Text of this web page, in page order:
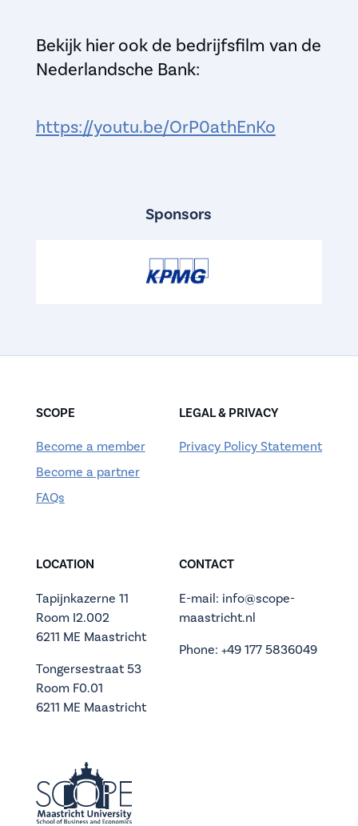
Bekijk hier ook de bedrijfsfilm van de
Nederlandsche Bank:
https://youtu.be/OrP0athEnKo
Sponsors
SCOPE
Become a member
Become a partner
FAQs
LEGAL & PRIVACY
Privacy Policy Statement
LOCATION
Tapijnkazerne 11
Room I2.002
6211 ME Maastricht
Tongersestraat 53
Room F0.01
6211 ME Maastricht
CONTACT
E-mail: info@scope-
maastricht.nl
Phone: +49 177 5836049